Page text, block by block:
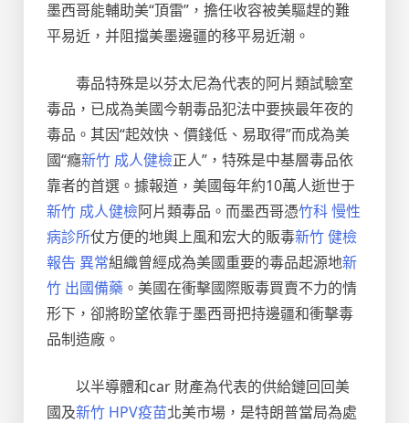
墨西哥能輔助美“頂雷”，擔任收容被美驅趕的難
平易近，并阻擋美墨邊疆的移平易近潮。
毒品特殊是以芬太尼為代表的阿片類試驗室
毒品，已成為美國今朝毒品犯法中要挾最年夜的
毒品。其因“起效快、價錢低、易取得”而成為美
國“癮新竹 成人健檢正人”，特殊是中基層毒品依
靠者的首選。據報道，美國每年約10萬人逝世于
新竹 成人健檢阿片類毒品。而墨西哥憑竹科 慢性
病診所仗方便的地輿上風和宏大的販毒新竹 健檢
報告 異常組織曾經成為美國重要的毒品起源地新
竹 出國備藥 。美國在衝擊國際販毒買賣不力的情
形下，卻將盼望依靠于墨西哥把持邊疆和衝擊毒
品制造廠。
以半導體和car 財產為代表的供給鏈回回美
國及新竹 HPV疫苗北美市場，是特朗普當局為處